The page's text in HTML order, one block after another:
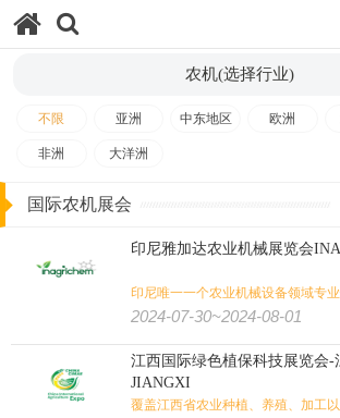
旅游/户外/运动/狩猎:
高尔夫 水上运动
农机(选择行业)
不限 亚洲 中东地区 欧洲
非洲 大洋洲
国际农机展会
印尼雅加达农业机械展览会
印尼唯一一个农业机械设备领域专
2024-07-30~2024-08-01
江西国际绿色植保科技展览会-
JIANGXI
覆盖江西省农业种植、养殖、加工